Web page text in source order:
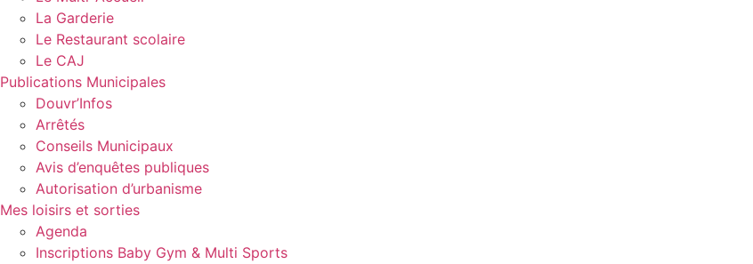
La Garderie
Le Restaurant scolaire
Le CAJ
Publications Municipales
Douvr’Infos
Arrêtés
Conseils Municipaux
Avis d’enquêtes publiques
Autorisation d’urbanisme
Mes loisirs et sorties
Agenda
Inscriptions Baby Gym & Multi Sports